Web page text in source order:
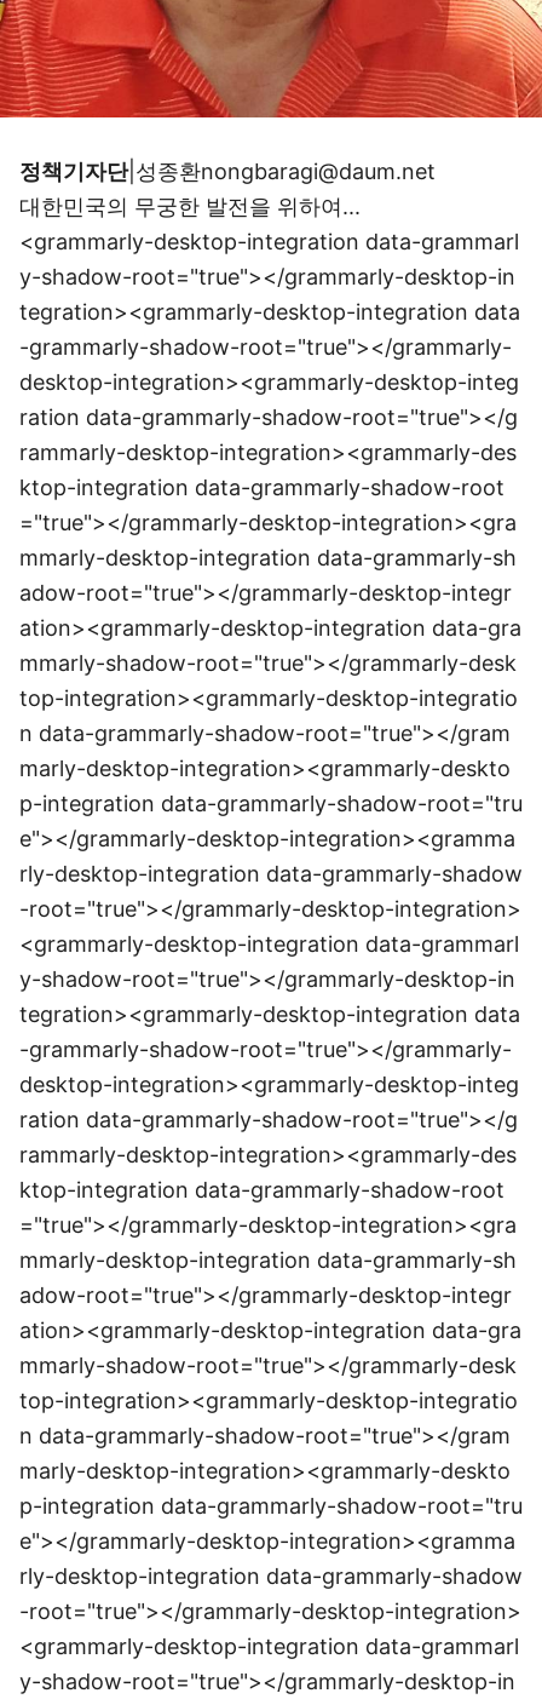
정책기자단|성종환nongbaragi@daum.net
대한민국의 무궁한 발전을 위하여...
<grammarly-desktop-integration data-grammarl
y-shadow-root="true"></grammarly-desktop-in
tegration><grammarly-desktop-integration data
-grammarly-shadow-root="true"></grammarly-
desktop-integration><grammarly-desktop-integ
ration data-grammarly-shadow-root="true"></g
rammarly-desktop-integration><grammarly-des
ktop-integration data-grammarly-shadow-root
="true"></grammarly-desktop-integration><gra
mmarly-desktop-integration data-grammarly-sh
adow-root="true"></grammarly-desktop-integr
ation><grammarly-desktop-integration data-gra
mmarly-shadow-root="true"></grammarly-desk
top-integration><grammarly-desktop-integratio
n data-grammarly-shadow-root="true"></gram
marly-desktop-integration><grammarly-deskto
p-integration data-grammarly-shadow-root="tru
e"></grammarly-desktop-integration><gramma
rly-desktop-integration data-grammarly-shadow
-root="true"></grammarly-desktop-integration>
<grammarly-desktop-integration data-grammarl
y-shadow-root="true"></grammarly-desktop-in
tegration><grammarly-desktop-integration data
-grammarly-shadow-root="true"></grammarly-
desktop-integration><grammarly-desktop-integ
ration data-grammarly-shadow-root="true"></g
rammarly-desktop-integration><grammarly-des
ktop-integration data-grammarly-shadow-root
="true"></grammarly-desktop-integration><gra
mmarly-desktop-integration data-grammarly-sh
adow-root="true"></grammarly-desktop-integr
ation><grammarly-desktop-integration data-gra
mmarly-shadow-root="true"></grammarly-desk
top-integration><grammarly-desktop-integratio
n data-grammarly-shadow-root="true"></gram
marly-desktop-integration><grammarly-deskto
p-integration data-grammarly-shadow-root="tru
e"></grammarly-desktop-integration><gramma
rly-desktop-integration data-grammarly-shadow
-root="true"></grammarly-desktop-integration>
<grammarly-desktop-integration data-grammarl
y-shadow-root="true"></grammarly-desktop-in